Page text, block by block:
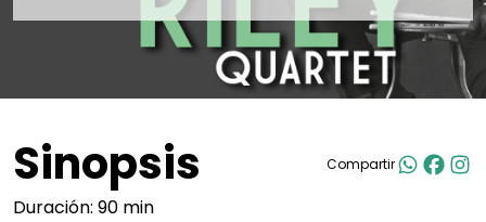
Sinopsis Compartir
Duración: 90 min